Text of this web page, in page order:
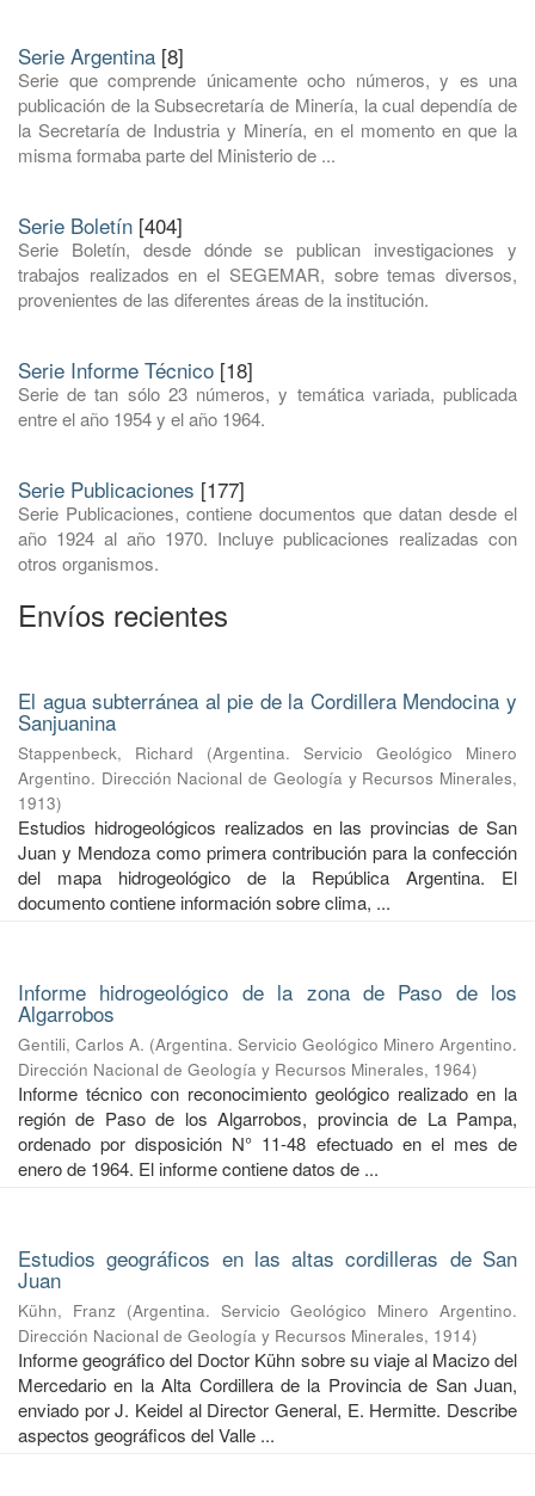
Serie Argentina [8]
Serie que comprende únicamente ocho números, y es una
publicación de la Subsecretaría de Minería, la cual dependía de
la Secretaría de Industria y Minería, en el momento en que la
misma formaba parte del Ministerio de ...
Serie Boletín [404]
Serie Boletín, desde dónde se publican investigaciones y
trabajos realizados en el SEGEMAR, sobre temas diversos,
provenientes de las diferentes áreas de la institución.
Serie Informe Técnico [18]
Serie de tan sólo 23 números, y temática variada, publicada
entre el año 1954 y el año 1964.
Serie Publicaciones [177]
Serie Publicaciones, contiene documentos que datan desde el
año 1924 al año 1970. Incluye publicaciones realizadas con
otros organismos.
Envíos recientes
El agua subterránea al pie de la Cordillera Mendocina y
Sanjuanina
Stappenbeck, Richard (Argentina. Servicio Geológico Minero
Argentino. Dirección Nacional de Geología y Recursos Minerales,
1913)
Estudios hidrogeológicos realizados en las provincias de San
Juan y Mendoza como primera contribución para la confección
del mapa hidrogeológico de la República Argentina. El
documento contiene información sobre clima, ...
Informe hidrogeológico de la zona de Paso de los
Algarrobos
Gentili, Carlos A. (Argentina. Servicio Geológico Minero Argentino.
Dirección Nacional de Geología y Recursos Minerales, 1964)
Informe técnico con reconocimiento geológico realizado en la
región de Paso de los Algarrobos, provincia de La Pampa,
ordenado por disposición N° 11-48 efectuado en el mes de
enero de 1964. El informe contiene datos de ...
Estudios geográficos en las altas cordilleras de San
Juan
Kühn, Franz (Argentina. Servicio Geológico Minero Argentino.
Dirección Nacional de Geología y Recursos Minerales, 1914)
Informe geográfico del Doctor Kühn sobre su viaje al Macizo del
Mercedario en la Alta Cordillera de la Provincia de San Juan,
enviado por J. Keidel al Director General, E. Hermitte. Describe
aspectos geográficos del Valle ...